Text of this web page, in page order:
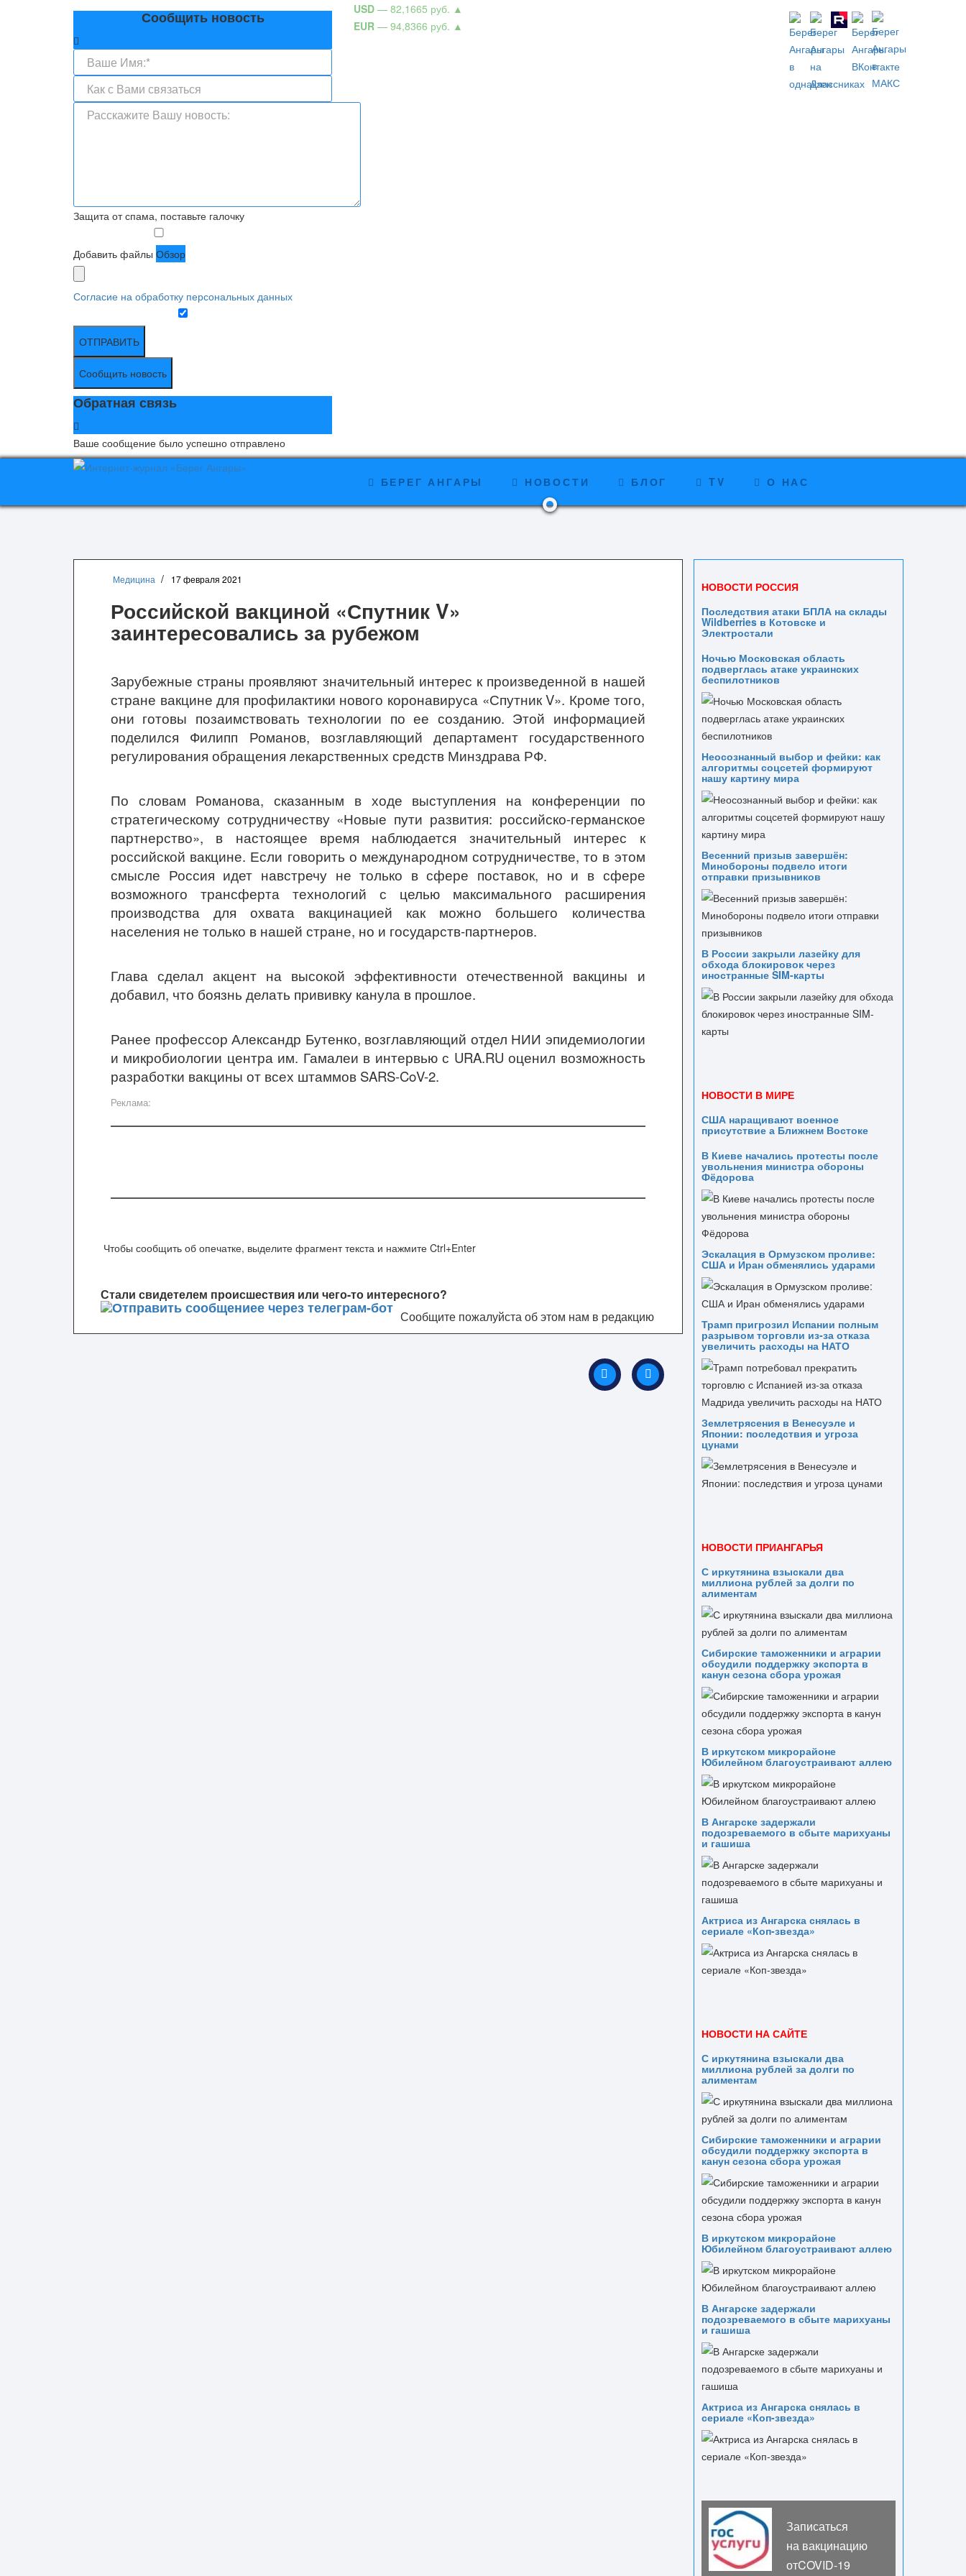
Сообщить новость
Защита от спама, поставьте галочку
Добавить файлы Обзор
Согласие на обработку персональных данных
ОТПРАВИТЬ
Сообщить новость
Обратная связь
Ваше сообщение было успешно отправлено
USD — 82,1665 руб. ▲
EUR — 94,8366 руб. ▲
БЕРЕГ АНГАРЫ НОВОСТИ БЛОГ TV О НАС
Медицина 17 февраля 2021
Российской вакциной «Спутник V»
заинтересовались за рубежом
Зарубежные страны проявляют значительный интерес к произведенной в нашей
стране вакцине для профилактики нового коронавируса «Спутник V». Кроме того,
они готовы позаимствовать технологии по ее созданию. Этой информацией
поделился Филипп Романов, возглавляющий департамент государственного
регулирования обращения лекарственных средств Минздрава РФ.
По словам Романова, сказанным в ходе выступления на конференции по
стратегическому сотрудничеству «Новые пути развития: российско-германское
партнерство», в настоящее время наблюдается значительный интерес к
российской вакцине. Если говорить о международном сотрудничестве, то в этом
смысле Россия идет навстречу не только в сфере поставок, но и в сфере
возможного трансферта технологий с целью максимального расширения
производства для охвата вакцинацией как можно большего количества
населения не только в нашей стране, но и государств-партнеров.
Глава сделал акцент на высокой эффективности отечественной вакцины и
добавил, что боязнь делать прививку канула в прошлое.
Ранее профессор Александр Бутенко, возглавляющий отдел НИИ эпидемиологии
и микробиологии центра им. Гамалеи в интервью с URA.RU оценил возможность
разработки вакцины от всех штаммов SARS-CoV-2.
Реклама:
Стали свидетелем происшествия или чего-то интересного?
Сообщите пожалуйста об этом нам в редакцию
Чтобы сообщить об опечатке, выделите фрагмент текста и нажмите Ctrl+Enter
НОВОСТИ РОССИЯ
Последствия атаки БПЛА на склады
Wildberries в Котовске и
Электростали
Ночью Московская область
подверглась атаке украинских
беспилотников
Неосознанный выбор и фейки: как
алгоритмы соцсетей формируют
нашу картину мира
Весенний призыв завершён:
Минобороны подвело итоги
отправки призывников
В России закрыли лазейку для
обхода блокировок через
иностранные SIM-карты
НОВОСТИ В МИРЕ
США наращивают военное
присутствие а Ближнем Востоке
В Киеве начались протесты после
увольнения министра обороны
Фёдорова
Эскалация в Ормузском проливе:
США и Иран обменялись ударами
Трамп пригрозил Испании полным
разрывом торговли из‑за отказа
увеличить расходы на НАТО
Землетрясения в Венесуэле и
Японии: последствия и угроза
цунами
НОВОСТИ ПРИАНГАРЬЯ
С иркутянина взыскали два
миллиона рублей за долги по
алиментам
Сибирские таможенники и аграрии
обсудили поддержку экспорта в
канун сезона сбора урожая
В иркутском микрорайоне
Юбилейном благоустраивают аллею
В Ангарске задержали
подозреваемого в сбыте марихуаны
и гашиша
Актриса из Ангарска снялась в
сериале «Коп-звезда»
НОВОСТИ НА САЙТЕ
С иркутянина взыскали два
миллиона рублей за долги по
алиментам
Сибирские таможенники и аграрии
обсудили поддержку экспорта в
канун сезона сбора урожая
В иркутском микрорайоне
Юбилейном благоустраивают аллею
В Ангарске задержали
подозреваемого в сбыте марихуаны
и гашиша
Актриса из Ангарска снялась в
сериале «Коп-звезда»
Записаться
на вакцинацию
отCOVID-19